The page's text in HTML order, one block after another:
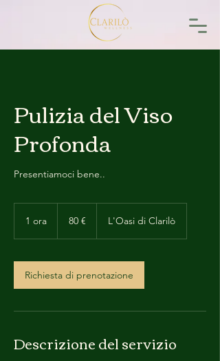
Pulizia del Viso
Profonda
Presentiamoci bene..
1 ora 80 € L'Oasi di Clarilò
Richiesta di prenotazione
Descrizione del servizio